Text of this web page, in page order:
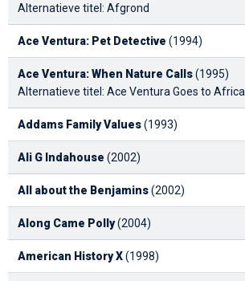
Alternatieve titel: Afgrond
Ace Ventura: Pet Detective (1994)
Ace Ventura: When Nature Calls(1995)
Alternatieve titel: Ace Ventura Goes to Africa
Addams Family Values(1993)
Ali G Indahouse (2002)
All about the Benjamins(2002)
Along Came Polly(2004)
American History X(1998)